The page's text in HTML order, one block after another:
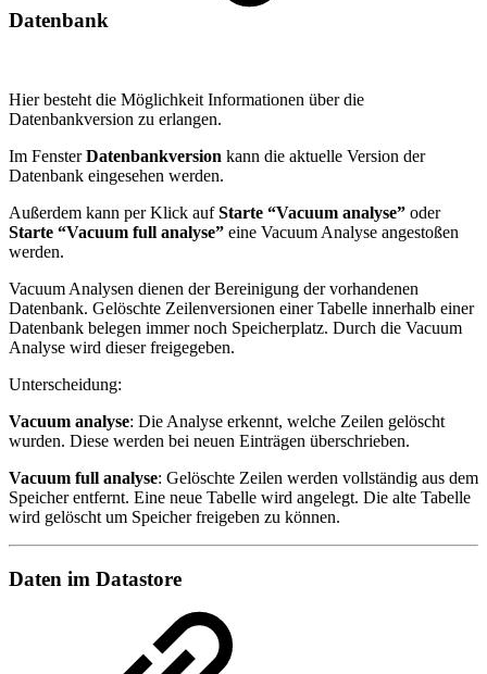
Datenbank
Hier besteht die Möglichkeit Informationen über die
Datenbankversion zu erlangen.
Im FensterDatenbankversion kann die aktuelle Version der
Datenbank eingesehen werden.
Außerdem kann per Klick aufStarte “Vacuum analyse” oder
Starte “Vacuum full analyse” eine Vacuum Analyse angestoßen
werden.
Vacuum Analysen dienen der Bereinigung der vorhandenen
Datenbank. Gelöschte Zeilenversionen einer Tabelle innerhalb einer
Datenbank belegen immer noch Speicherplatz. Durch die Vacuum
Analyse wird dieser freigegeben.
Unterscheidung:
Vacuum analyse: Die Analyse erkennt, welche Zeilen gelöscht
wurden. Diese werden bei neuen Einträgen überschrieben.
Vacuum full analyse: Gelöschte Zeilen werden vollständig aus dem
Speicher entfernt. Eine neue Tabelle wird angelegt. Die alte Tabelle
wird gelöscht um Speicher freigeben zu können.
Daten im Datastore